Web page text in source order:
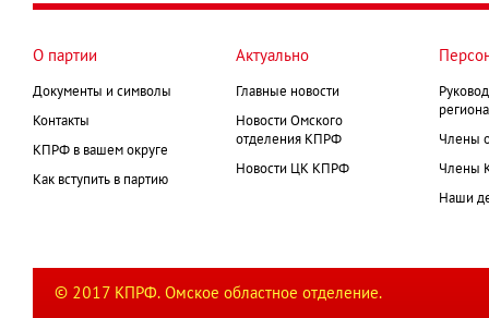
О партии
Документы и символы
Контакты
КПРФ в вашем округе
Как вступить в партию
Актуально
Главные новости
Новости Омского
отделения КПРФ
Новости ЦК КПРФ
Члены
Члены
Наши
© 2017 КПРФ. Омское областное отделение.